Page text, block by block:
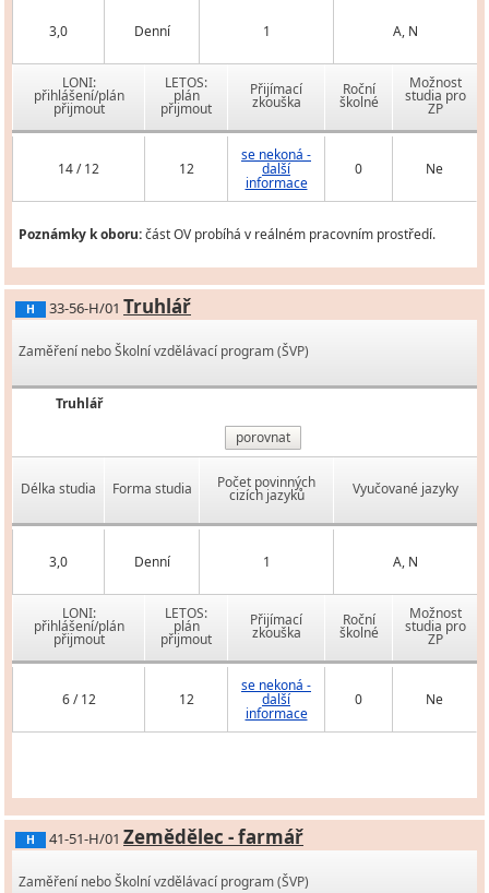
3,0 Denní 1 A, N
LONI:
přihlášení/plán
přijmout
LETOS:
plán
přijmout
Přijímací
zkouška
Roční
školné
Možnost
studia pro
ZP
14 / 12 12
se nekoná -
další
informace
0 Ne
Poznámky k oboru:část OV probíhá v reálném pracovním prostředí.
H 33-56-H/01 Truhlář
Zaměření nebo Školní vzdělávací program (ŠVP)
Truhlář
porovnat
Délka studia Forma studia Počet povinných
cizích jazyků Vyučované jazyky
3,0 Denní 1 A, N
LONI:
přihlášení/plán
přijmout
LETOS:
plán
přijmout
Přijímací
zkouška
Roční
školné
Možnost
studia pro
ZP
6 / 12 12
se nekoná -
další
informace
0 Ne
H 41-51-H/01 Zemědělec - farmář
Zaměření nebo Školní vzdělávací program (ŠVP)